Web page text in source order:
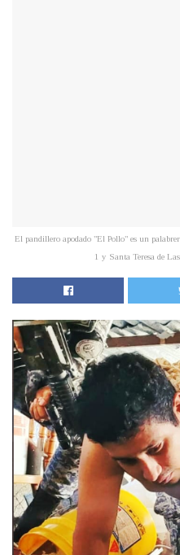
El pandillero apodado "El Pollo" es un
1 y Santa Teresa de